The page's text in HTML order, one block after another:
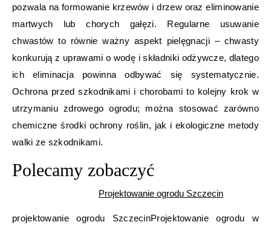
pozwala na formowanie krzewów i drzew oraz eliminowanie
martwych lub chorych gałęzi. Regularne usuwanie
chwastów to równie ważny aspekt pielęgnacji – chwasty
konkurują z uprawami o wodę i składniki odżywcze, dlatego
ich eliminacja powinna odbywać się systematycznie.
Ochrona przed szkodnikami i chorobami to kolejny krok w
utrzymaniu zdrowego ogrodu; można stosować zarówno
chemiczne środki ochrony roślin, jak i ekologiczne metody
walki ze szkodnikami.
Polecamy zobaczyć
Projektowanie ogrodu Szczecin
projektowanie ogrodu SzczecinProjektowanie ogrodu w